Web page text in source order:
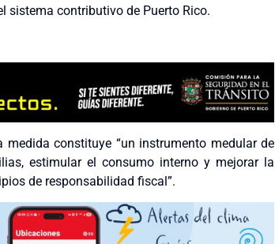
sistema contributivo de Puerto Rico.
medida constituye “un instrumento medular de
estimular el consumo interno y mejorar la
de responsabilidad fiscal”.